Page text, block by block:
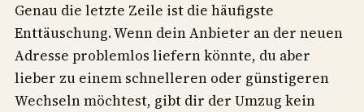
Genau die letzte Zeile ist die häufigste
Enttäuschung. Wenn dein Anbieter an der neuen
Adresse problemlos liefern könnte, du aber
lieber zu einem schnelleren oder günstigeren
Wechseln möchtest, gibt dir der Umzug kein